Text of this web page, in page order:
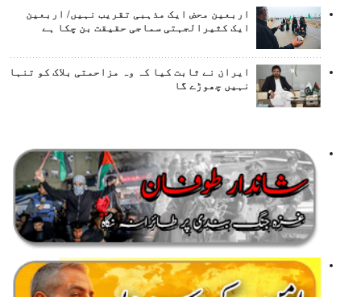
اربعین محض ایک مذہبی تقریب نہیں/ اربعین
ایک کثیرالجہتی سماجی حقیقت بن چکا ہے
ایران نے ثابت کیا کہ وہ مزاحمتی بلاک کو تنہا
نہیں چھوڑے گا